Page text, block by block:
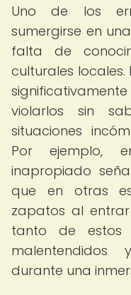
Uno de los
sumergirse en
falta de
culturales
violarlos sin
situaciones
Por ejemplo,
inapropiado
que en otras
zapatos al
tanto de estos
malentendidos
durante una